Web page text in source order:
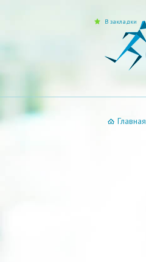
В закладки
Главная